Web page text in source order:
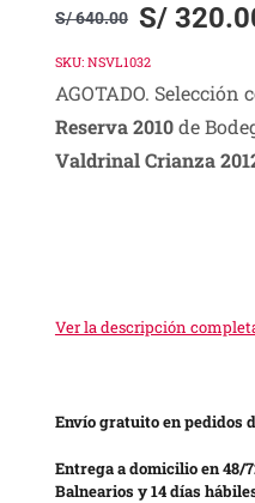
S/640.00
Original
price
was:
S/ 640.00.
S/
Current
price
is:
S/ 320.00.
SKU: NSVL1032
AGOTADO.
Reserva 2010de
Valdrinal Crianza
Ver la descripción
Envío gratuito en pedidos
Entrega a domicilio en 48/
Balnearios y 14 días